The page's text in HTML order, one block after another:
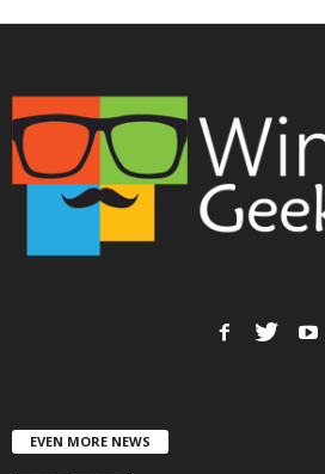
EVEN MORE NEWS